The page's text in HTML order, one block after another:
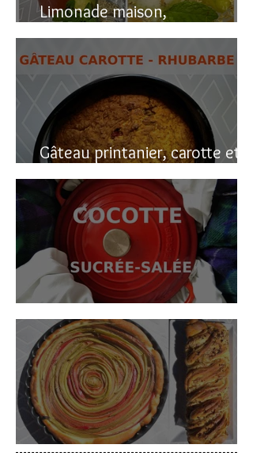
Limonade maison,
naturellement pétillante!!!
Gâteau printanier, carotte et
rhubarbe
Cocotte sucrée-salée